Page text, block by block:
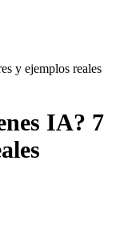
y ejemplos reales
IA? 7